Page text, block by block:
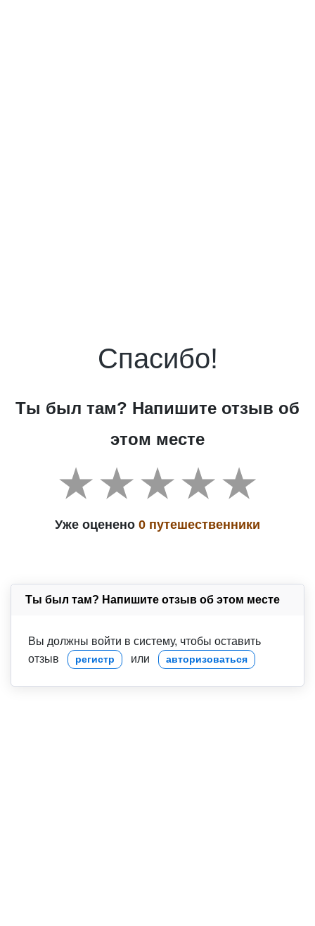
Спасибо!
Ты был там? Напишите отзыв об
этом месте
Уже оценено 0 путешественники
Ты был там? Напишите отзыв об этом месте
Вы должны войти в систему, чтобы оставить
отзыв
регистр или авторизоваться